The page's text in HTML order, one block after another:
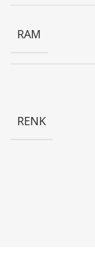
RAM
RENK